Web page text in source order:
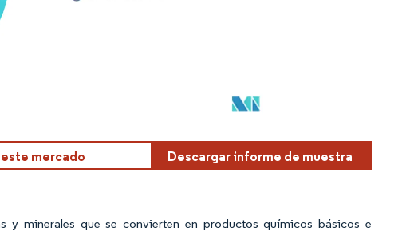
mercado Descargar informe de muestra
y minerales que se convierten en productos químicos básicos e